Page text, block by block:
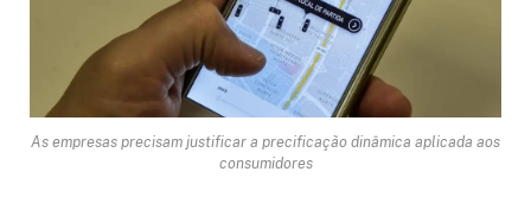
As empresas precisam justificar a precificação dinâmica aplicada aos
consumidores